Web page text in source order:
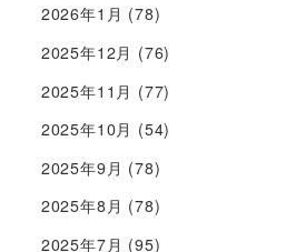
2026年1月 (78)
2025年12月 (76)
2025年11月 (77)
2025年10月 (54)
2025年9月 (78)
2025年8月 (78)
2025年7月 (95)